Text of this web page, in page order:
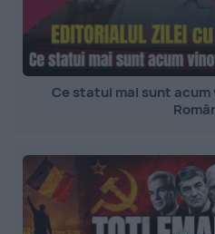
Ce statui mai sunt